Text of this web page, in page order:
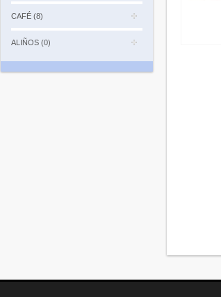
CAFÉ (8)
ALIÑOS (0)